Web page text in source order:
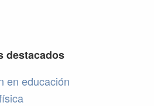
destacados
en educación